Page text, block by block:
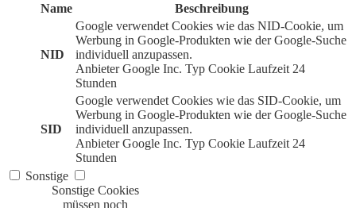
Name
Beschreibung
NID
Google verwendet Cookies wie das NID-Cookie, um
Werbung in Google-Produkten wie der Google-Suche
individuell anzupassen.
Anbieter Google Inc. Typ Cookie Laufzeit 24
Stunden
SID
Google verwendet Cookies wie das SID-Cookie, um
Werbung in Google-Produkten wie der Google-Suche
individuell anzupassen.
Anbieter Google Inc. Typ Cookie Laufzeit 24
Stunden
Sonstige
Sonstige Cookies
müssen noch